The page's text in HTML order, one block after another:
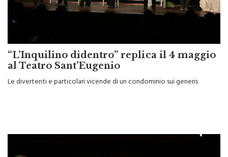
“L’Inquilino didentro” replica il 4 maggio
al Teatro Sant’Eugenio
Le divertenti e particolari vicende di un condominio sui generis